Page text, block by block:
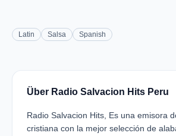
Latin Salsa Spanish
Über Radio Salvacion Hits Peru
Radio Salvacion Hits, Es una emisora
cristiana con la mejor selección de